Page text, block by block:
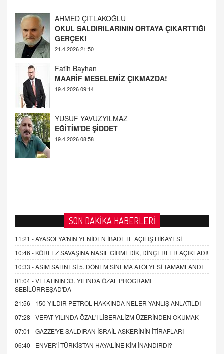
Fatih Bayhan
MAARİF MESELEMİZ ÇIKMAZDA!
19.4.2026 09:14
YUSUF YAVUZYILMAZ
EĞİTİM'DE ŞİDDET
19.4.2026 08:58
AHMED ÇITLAKOĞLU
OKUL SALDIRILARININ ORTAYA ÇIKARTTIĞI
GERÇEK!
SON DAKİKA HABERLERİ
11:21 -AYASOFYA'NIN YENİDEN İBADETE AÇILIŞ HİKAYESİ
10:46 - KÖRFEZ SAVAŞINA NASIL GİRMEDİK, DİNÇERLER AÇIKLADI!
10:33 -ASIM SAHNESİ 5. DÖNEM SİNEMA ATÖLYESİ TAMAMLANDI
01:04 -VEFATININ 33. YILINDA ÖZAL PROGRAMI
SEBİLÜRREŞAD'DA
21:56 - 150 YILDIR PETROL HAKKINDA NELER YANLIŞ ANLATILDI
07:28 -VEFAT YILINDA ÖZAL'I LİBERALİZM ÜZERİNDEN OKUMAK
07:01 -GAZZE'YE SALDIRAN İSRAİL ASKERİNİN İTİRAFLARI
06:40 - ENVER'İ TÜRKİSTAN HAYALİNE KİM İNANDIRDI?